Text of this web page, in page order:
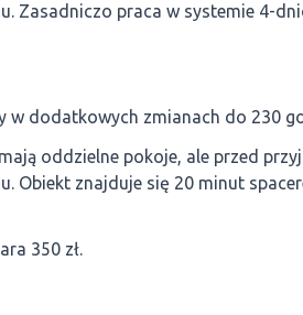
Zasadniczo praca w systemie 4-
w dodatkowych zmianach do 230
oddzielne pokoje, ale przed
Obiekt znajduje się 20 minut
350 zł.